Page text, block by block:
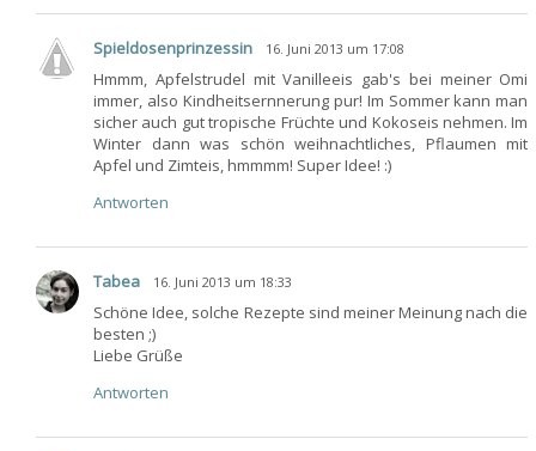
Spieldosenprinzessin 16. Juni 2013 um 17:08
Hmmm, Apfelstrudel mit Vanilleeis gab's bei meiner Omi
immer, also Kindheitsernnerung pur! Im Sommer kann man
sicher auch gut tropische Früchte und Kokoseis nehmen. Im
Winter dann was schön weihnachtliches, Pflaumen mit
Apfel und Zimteis, hmmmm! Super Idee! :)
Antworten
Tabea 16. Juni 2013 um 18:33
Schöne Idee, solche Rezepte sind meiner Meinung nach die
besten ;)
Liebe Grüße
Antworten